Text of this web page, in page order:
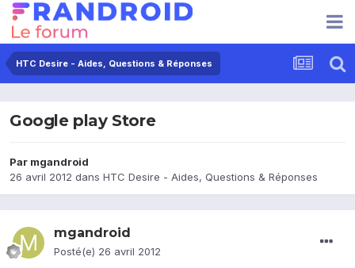
HTC Desire - Aides, Questions & Réponses
Google play Store
Par mgandroid
26 avril 2012 dans HTC Desire - Aides, Questions & Réponses
mgandroid
Posté(e) 26 avril 2012